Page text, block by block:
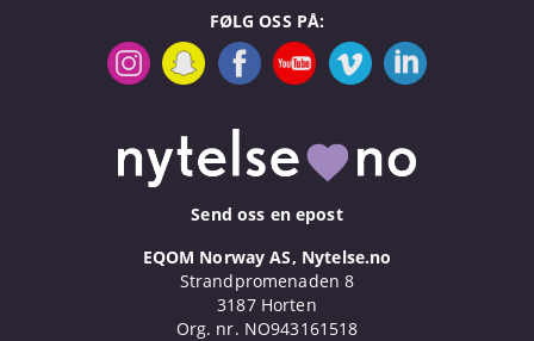
FØLG OSS PÅ:
Send oss en epost
EQOM Norway AS, Nytelse.no
Strandpromenaden 8
3187 Horten
Org. nr. NO943161518